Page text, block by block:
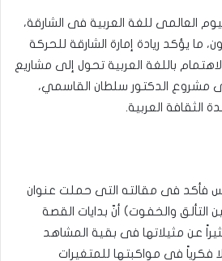
العالمى للغة العربية فى الشارقة،
ما يؤكد ريادة إمارة الشارقة للحركة
باللغة العربية تحول إلى مشاريع
مشروع الدكتور سلطان القاسمي،
العربية.
فأكد فى مقالته التى حملت عنوان
التألق والخفوت) أنّ بدايات القصة
عن مثيلاتها فى بقية المشاهد
فكرياً فى مواكبتها للمتغيرات